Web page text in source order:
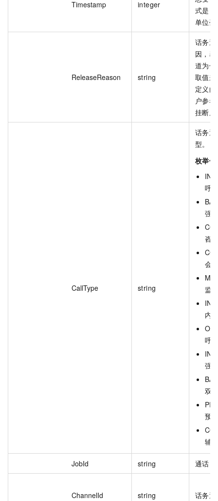
Timestamp integer
式是
单位毫
ReleaseReason string
话务
因，
道为
取值
定义
户参
挂断原
CallType string
话务
型。
枚举值
呼
强
咨
会
监
内
呼
强
双
预
辅
JobId string 通话
ChannelId string 话务